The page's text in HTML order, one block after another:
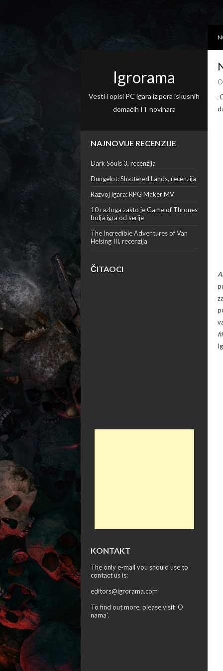
Igrorama
Vesti i opisi PC igara iz pera iskusnih
domaćih IT novinara
NAJNOVIJE RECENZIJE
Dark Souls 3, recenzija
Dungelot: Shattered Lands, recenzija
Razvoj igara: RPG Maker MV
10 razloga zašto je Game of Thrones
bolja igra od serije
The Incredible Adventures of Van
Helsing III, recenzija
ČITAOCI
KONTAKT
The only e-mail you should use to
contact us is:
editors@igrorama.com
To find out more, please visit 'O
nama'.